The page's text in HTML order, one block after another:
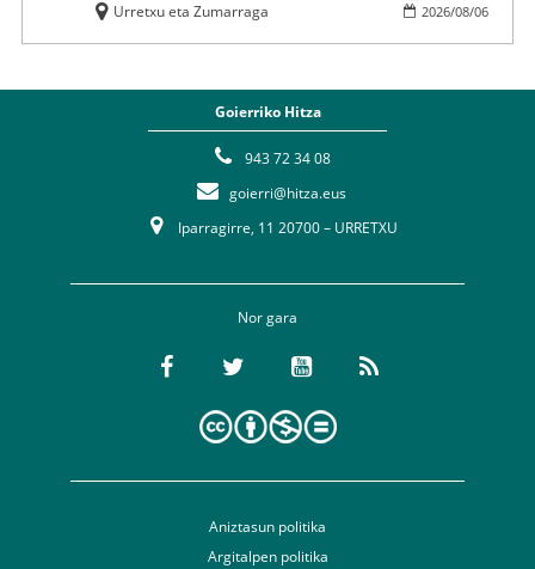
2026/08/06
Urretxu eta Zumarraga
Goierriko Hitza
943 72 34 08
goierri@hitza.eus
Iparragirre, 11 20700 – URRETXU
Nor gara
Aniztasun politika
Argitalpen politika